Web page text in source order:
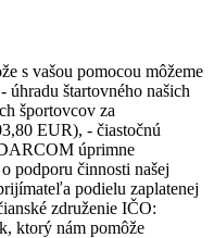
s vašou pomocou môžeme
štartovného našich
športovcov za
EUR), - čiastočnú
úprimne
podporu činnosti našej
podielu zaplatenej
združenie IČO:
ktorý nám pomôže